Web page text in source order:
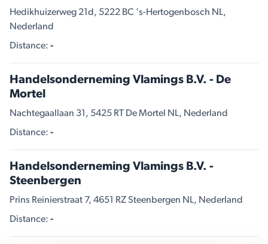
Hedikhuizerweg 21d, 5222 BC 's-Hertogenbosch NL,
Nederland
Distance: -
Handelsonderneming Vlamings B.V. - De
Mortel
Nachtegaallaan 31, 5425 RT De Mortel NL, Nederland
Distance: -
Handelsonderneming Vlamings B.V. -
Steenbergen
Prins Reinierstraat 7, 4651 RZ Steenbergen NL, Nederland
Distance: -